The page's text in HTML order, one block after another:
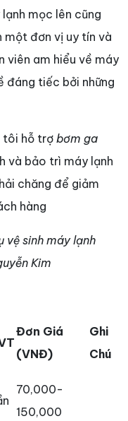
mọc lên cũng
một đơn vị uy tín và
viên am hiểu về máy
đáng tiếc bởi những
tôi hỗ trợ bơm ga
và bảo trì máy lạnh
chăng để giảm
hàng
vệ sinh máy lạnh
Kim
Đơn Giá
(VNĐ)
Ghi
Chú
70,000-
150,000